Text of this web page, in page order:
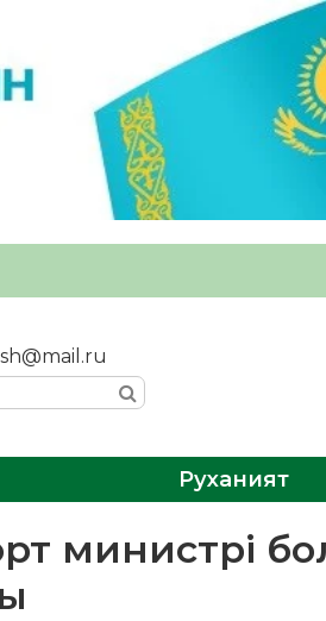
Руханият
министрі